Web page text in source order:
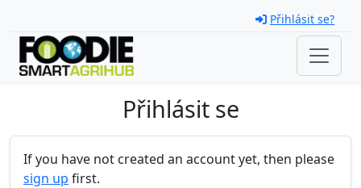
Přihlásit se?
Přihlásit se
If you have not created an account yet, then please
sign up first.